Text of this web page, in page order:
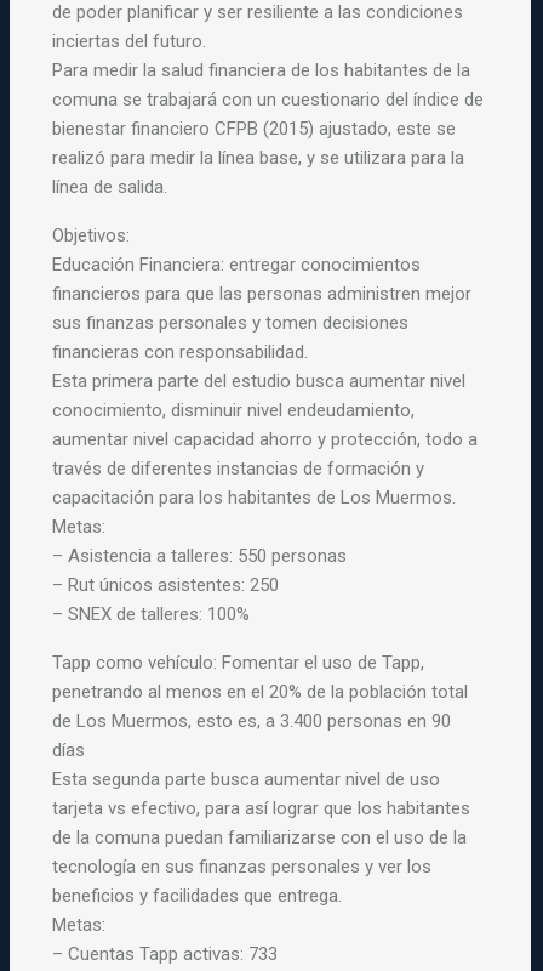
de poder planificar y ser resiliente a las condiciones
inciertas del futuro.
Para medir la salud financiera de los habitantes de la
comuna se trabajará con un cuestionario del índice de
bienestar financiero CFPB (2015) ajustado, este se
realizó para medir la línea base, y se utilizara para la
línea de salida.
Objetivos:
Educación Financiera: entregar conocimientos
financieros para que las personas administren mejor
sus finanzas personales y tomen decisiones
financieras con responsabilidad.
Esta primera parte del estudio busca aumentar nivel
conocimiento, disminuir nivel endeudamiento,
aumentar nivel capacidad ahorro y protección, todo a
través de diferentes instancias de formación y
capacitación para los habitantes de Los Muermos.
Metas:
– Asistencia a talleres: 550 personas
– Rut únicos asistentes: 250
– SNEX de talleres: 100%
Tapp como vehículo: Fomentar el uso de Tapp,
penetrando al menos en el 20% de la población total
de Los Muermos, esto es, a 3.400 personas en 90
días
Esta segunda parte busca aumentar nivel de uso
tarjeta vs efectivo, para así lograr que los habitantes
de la comuna puedan familiarizarse con el uso de la
tecnología en sus finanzas personales y ver los
beneficios y facilidades que entrega.
Metas:
– Cuentas Tapp activas: 733